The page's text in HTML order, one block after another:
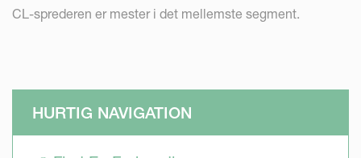
CL-sprederen er mester i det mellemste segment.
HURTIG NAVIGATION